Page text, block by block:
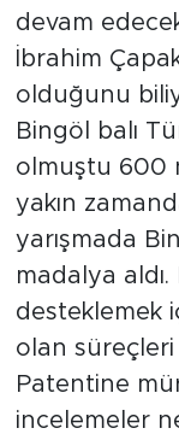
devam
İbrahim
olduğunu
Bingöl balı
olmuştu 600
yakın
yarışmada
madalya
desteklemek
olan
Patentine
incelemeler